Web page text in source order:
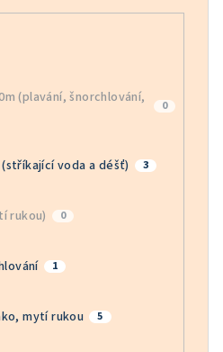
(plavání, šnorchlování,
0
voda a déšť) 3
rukou) 0
1
mytí rukou 5